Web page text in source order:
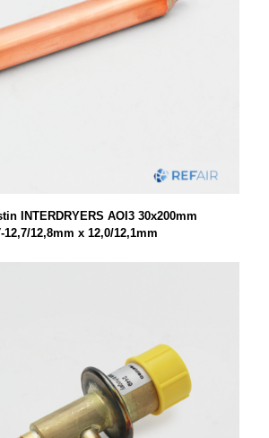
INTERDRYERS AOI3 30x200mm
12,7/12,8mm x 12,0/12,1mm